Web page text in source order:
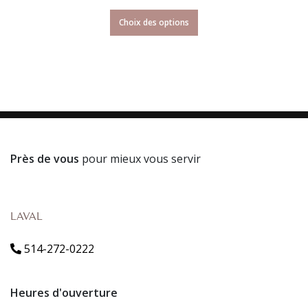
Choix des options
Près de vous pour mieux vous servir
LAVAL
514-272-0222
Heures d'ouverture